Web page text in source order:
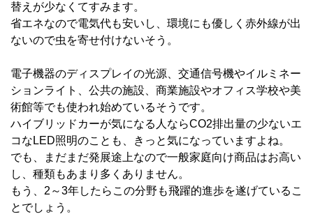
替えが少なくてすみます。
省エネなので電気代も安いし、環境にも優しく赤外線が出
ないので虫を寄せ付けないそう。
電子機器のディスプレイの光源、交通信号機やイルミネー
ションライト、公共の施設、商業施設やオフィス学校や美
術館等でも使われ始めているそうです。
ハイブリッドカーが気になる人ならCO2排出量の少ないエ
コなLED照明のことも、きっと気になっていますよね。
でも、まだまだ発展途上なので一般家庭向け商品はお高い
し、種類もあまり多くありません。
もう、2～3年したらこの分野も飛躍的進歩を遂げているこ
とでしょう。